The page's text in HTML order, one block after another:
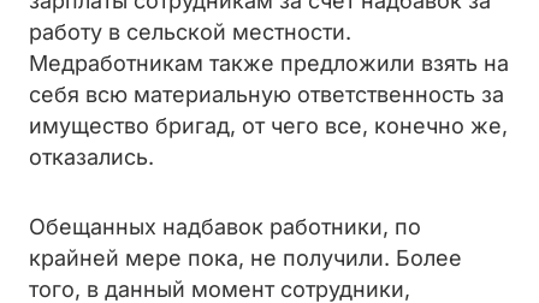
работу в сельской местности.
Медработникам также предложили взять на
себя всю материальную ответственность за
имущество бригад, от чего все, конечно же,
отказались.
Обещанных надбавок работники, по
крайней мере пока, не получили. Более
того, в данный момент сотрудники,